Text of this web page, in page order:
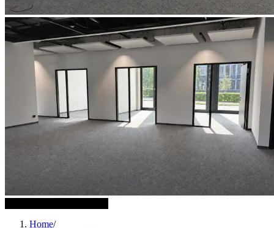
Home/